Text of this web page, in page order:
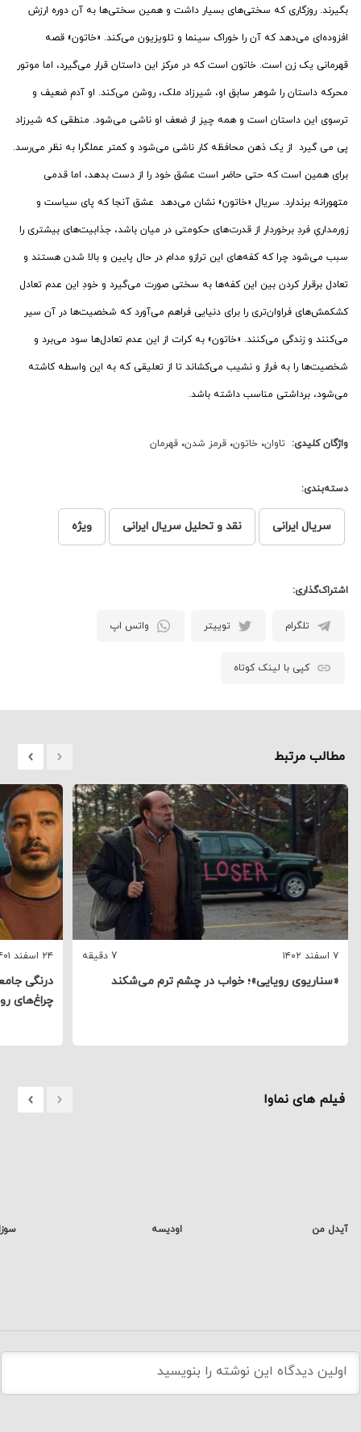
بگیرند. روزگاری که سختی‌های بسیار داشت و همین سختی‌ها به آن دوره ارزش
افزوده‌ای می‌دهد که آن را خوراک سینما و تلویزیون می‌کند. «خاتون» قصه
قهرمانی یک زن است. خاتون است که در مرکز این داستان قرار می‌گیرد، اما موتور
محرکه داستان را شوهر سابق او، شیرزاد ملک، روشن می‌کند. او آدمِ ضعیف و
ترسوی این داستان است و همه چیز از ضعف او ناشی می‌شود. منطقی که شیرزاد
پی می گیرد از یک ذهن محافظه کار ناشی می‌شود و کمتر عملگرا به نظر می‌رسد.
برای همین است که حتی حاضر است عشق خود را از دست بدهد، اما قدمی
متهورانه برندارد. سریال «خاتون» نشان می‌دهد عشق آنجا که پای سیاست و
زورمداریِ فردِ برخوردار از قدرت‌های حکومتی در میان باشد، جذابیت‌های بیشتری را
سبب می‌شود چرا که کفه‌های این ترازو مدام در حال پایین و بالا شدن هستند و
تعادل برقرار کردن بین این کفه‌ها به سختی صورت می‌گیرد و خودِ این عدم تعادل
کشکمش‌های فراوان‌تری را برای دنیایی فراهم می‌آورد که شخصیت‌ها در آن سیر
می‌کنند و زندگی می‌کنند. «خاتون» به کرات از این عدم تعادل‌ها سود می‌برد و
شخصیت‌ها را به فراز و نشیب می‌کشاند تا از تعلیقی که به این واسطه کاشته
می‌شود، برداشتی مناسب داشته باشد.
واژگان کلیدی: تاوان، خاتون، قرمز شدن، قهرمان
دسته‌بندی:
سریال ایرانی نقد و تحلیل سریال ایرانی ویژه
اشتراک‌گذاری:
تلگرام توییتر واتس اپ
کپی با لینک کوتاه
مطالب مرتبط
۷ اسفند ۱۴۰۲ 7 دقیقه
«سناریوی رویایی»؛ خواب در چشم ترم می‌شکند
۲۴ اسفند ۱۴۰۱
درنگی
چراغ‌های
فیلم های نماوا
آیدل من اودیسه